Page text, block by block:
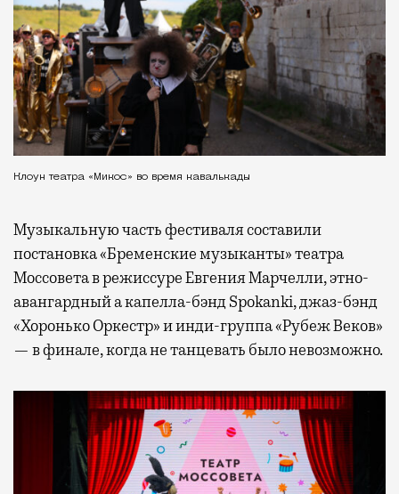
Клоун театра «Микос» во время кавалькады
Музыкальную часть фестиваля составили
постановка «Бременские музыканты» театра
Моссовета в режиссуре Евгения Марчелли, этно-
авангардный а капелла-бэнд Spokanki, джаз-бэнд
«Хоронько Оркестр» и инди-группа «Рубеж Веков»
— в финале, когда не танцевать было невозможно.